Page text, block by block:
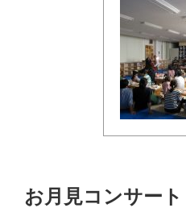
お月見コンサー